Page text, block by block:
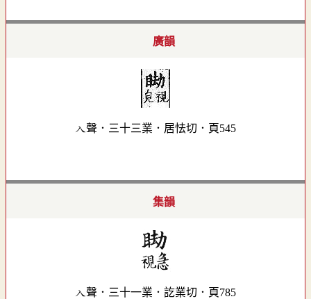
廣韻
入聲．三十三業．居怯切．頁545
集韻
入聲．三十一業．訖業切．頁785